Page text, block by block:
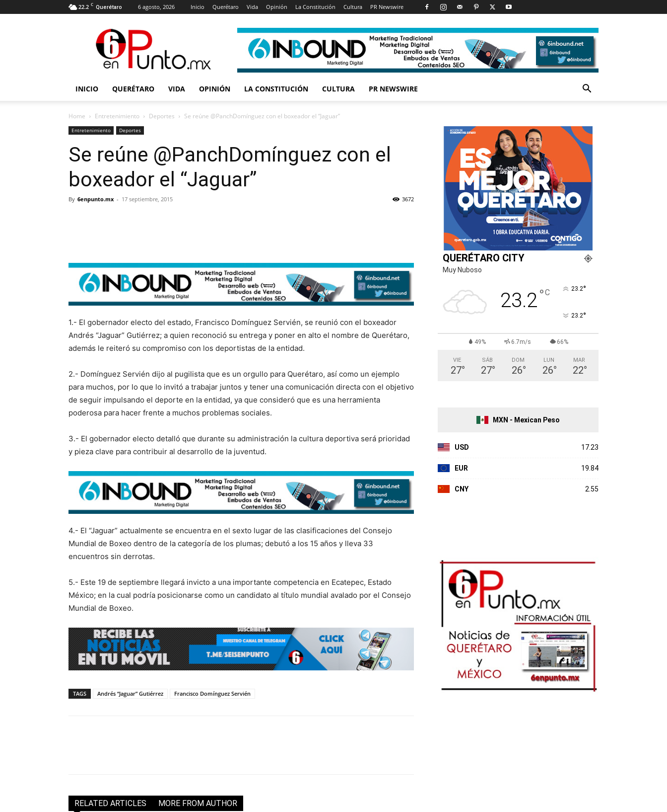
22.2 C Querétaro 6 agosto, 2026 Inicio Querétaro Vida Opinión La Constitución Cultura PR Newswire
punto
INICIO QUERÉTARO VIDA OPINIÓN LA CONSTITUCIÓN CULTURA PR NEWSWIRE
Home Entretenimiento Deportes Se reúne @PanchDomínguez con el boxeador el “Jaguar”
Entretenimiento Deportes
Se reúne @PanchDomínguez con el
boxeador el “Jaguar”
By 6enpunto.mx - 17 septiembre, 2015 3672
1.- El gobernador electo del estado, Francisco Domínguez Servién, se reunió con el boxeador
Andrés “Jaguar” Gutiérrez; a quien reconoció su entrega y poner en alto el nombre de Querétaro,
además le reiteró su compromiso con los deportistas de la entidad.
2.- Domínguez Servién dijo al pugilista que es un orgullo para Querétaro, así como un ejemplo
para muchos, por lo que lo invitó a trabajar juntos y tener una comunicación directa con el objetivo
de seguir impulsando el deporte en la entidad, ya que consideró que es una herramienta
poderosa para hacer frente a muchos problemas sociales.
3.- El gobernador electo detalló que durante su administración la cultura deportiva será prioridad
y pieza clave para contribuir al desarrollo de la juventud.
4.- El “Jaguar” actualmente se encuentra en el sexto lugar de las clasificaciones del Consejo
Mundial de Boxeo dentro de la categoría de los plumas; debutó a los 15 años y lleva 33
encuentros sin derrotas.
5.- Este 19 de septiembre llegará invicto a una importante competencia en Ecatepec, Estado
México; en la cual podría posicionarse como un candidato al título mundial avalado por el Consejo
Mundial de Boxeo.
TAGS Andrés “Jaguar” Gutiérrez Francisco Domínguez Servién
RELATED ARTICLES MORE FROM AUTHOR
QUERÉTARO CITY
Muy Nuboso
23.2°C 23.2°
23.2°
49% 6.7m/s 66%
VIE
27°
SÁB
27°
DOM
26°
LUN
26°
MAR
22°
MXN - Mexican Peso
USD 17.23
EUR 19.84
CNY 2.55